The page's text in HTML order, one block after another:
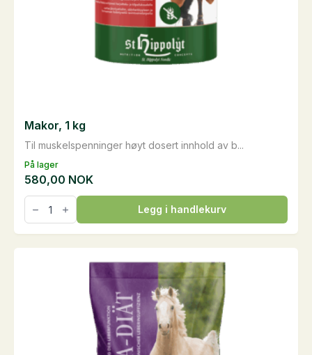
På lager
Til muskelspenninger høyt dosert innhold av b...
Makor, 1 kg
580,00 NOK
Makor,
kg
antall
Legg i handlekurv